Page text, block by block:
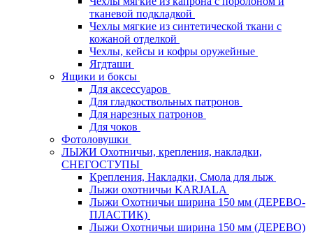
тканевой подкладкой
Чехлы мягкие из синтетической ткани с
кожаной отделкой
Чехлы, кейсы и кофры оружейные
Ягдташи
Ящики и боксы
Для аксессуаров
Для гладкоствольных патронов
Для нарезных патронов
Для чоков
Фотоловушки
ЛЫЖИ Охотничьи, крепления, накладки,
СНЕГОСТУПЫ
Крепления, Накладки, Смола для лыж
Лыжи охотничьи KARJALA
Лыжи Охотничьи ширина 150 мм (ДЕРЕВО-
ПЛАСТИК)
Лыжи Охотничьи ширина 150 мм (ДЕРЕВО)